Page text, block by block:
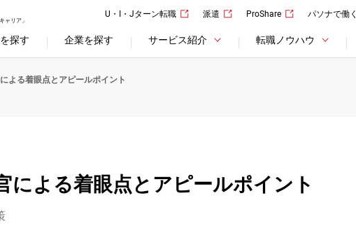
ャリア」
U・I・Jターン転職 派遣 ProShare パソナで働く
探す 企業を探す サービス紹介 転職ノウハウ
よる着眼点とアピールポイント
による着眼点とアピールポイント